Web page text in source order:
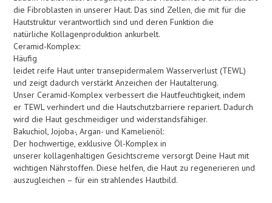
die Fibroblasten in unserer Haut. Das sind Zellen, die mit für die
Hautstruktur verantwortlich sind und deren Funktion die
natürliche Kollagenproduktion ankurbelt.
Ceramid-Komplex:
Häufig
leidet reife Haut unter transepidermalem Wasserverlust (TEWL)
und zeigt dadurch verstärkt Anzeichen der Hautalterung.
Unser Ceramid-Komplex verbessert die Hautfeuchtigkeit, indem
er TEWL verhindert und die Hautschutzbarriere repariert. Dadurch
wird die Haut geschmeidiger und widerstandsfähiger.
Bakuchiol, Jojoba-, Argan- und Kamelienöl:
Der hochwertige, exklusive Öl-Komplex in
unserer kollagenhaltigen Gesichtscreme versorgt Deine Haut mit
wichtigen Nährstoffen. Diese helfen, die Haut zu regenerieren und
auszugleichen – für ein strahlendes Hautbild.